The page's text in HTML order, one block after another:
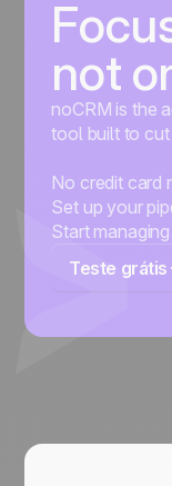
not
noCRM is the
tool built to cut
No credit card
Set up your
Start
Teste grátis